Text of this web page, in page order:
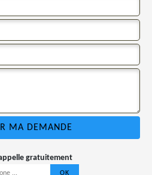
gratuitement